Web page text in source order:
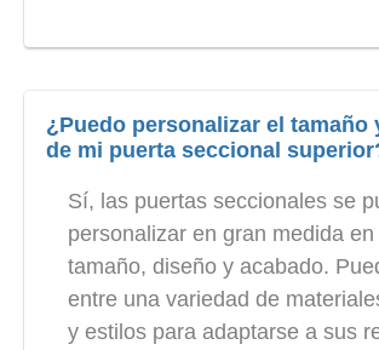
¿Puedo personalizar el tamaño
de mi puerta seccional
Sí, las puertas seccionales se
personalizar en gran medida
tamaño, diseño y acabado.
entre una variedad de
y estilos para adaptarse a sus